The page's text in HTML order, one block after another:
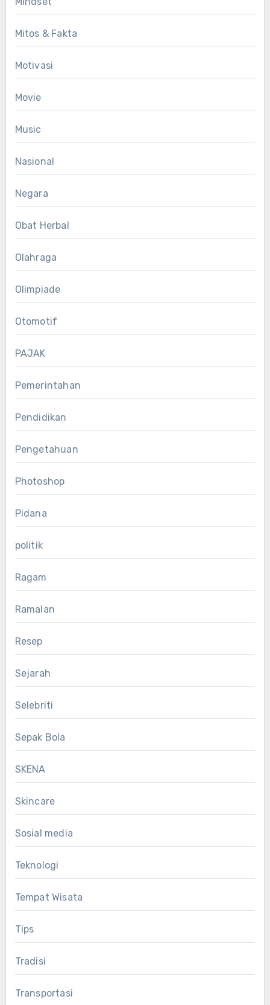
Mitos & Fakta
Motivasi
Movie
Music
Nasional
Negara
Obat Herbal
Olahraga
Olimpiade
Otomotif
PAJAK
Pemerintahan
Pendidikan
Pengetahuan
Photoshop
Pidana
politik
Ragam
Ramalan
Resep
Sejarah
Selebriti
Sepak Bola
SKENA
Skincare
Sosial media
Teknologi
Tempat Wisata
Tips
Tradisi
Transportasi